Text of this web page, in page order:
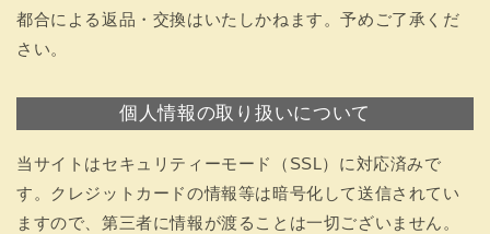
都合による返品・交換はいたしかねます。予めご了承くだ
さい。
個人情報の取り扱いについて
当サイトはセキュリティーモード（SSL）に対応済みで
す。クレジットカードの情報等は暗号化して送信されてい
ますので、第三者に情報が渡ることは一切ございません。